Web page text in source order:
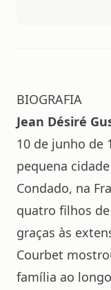
BIOGRAFIA
Jean Désiré
10 de junho de
pequena
Condado, na
quatro filhos
graças às
Courbet
família ao